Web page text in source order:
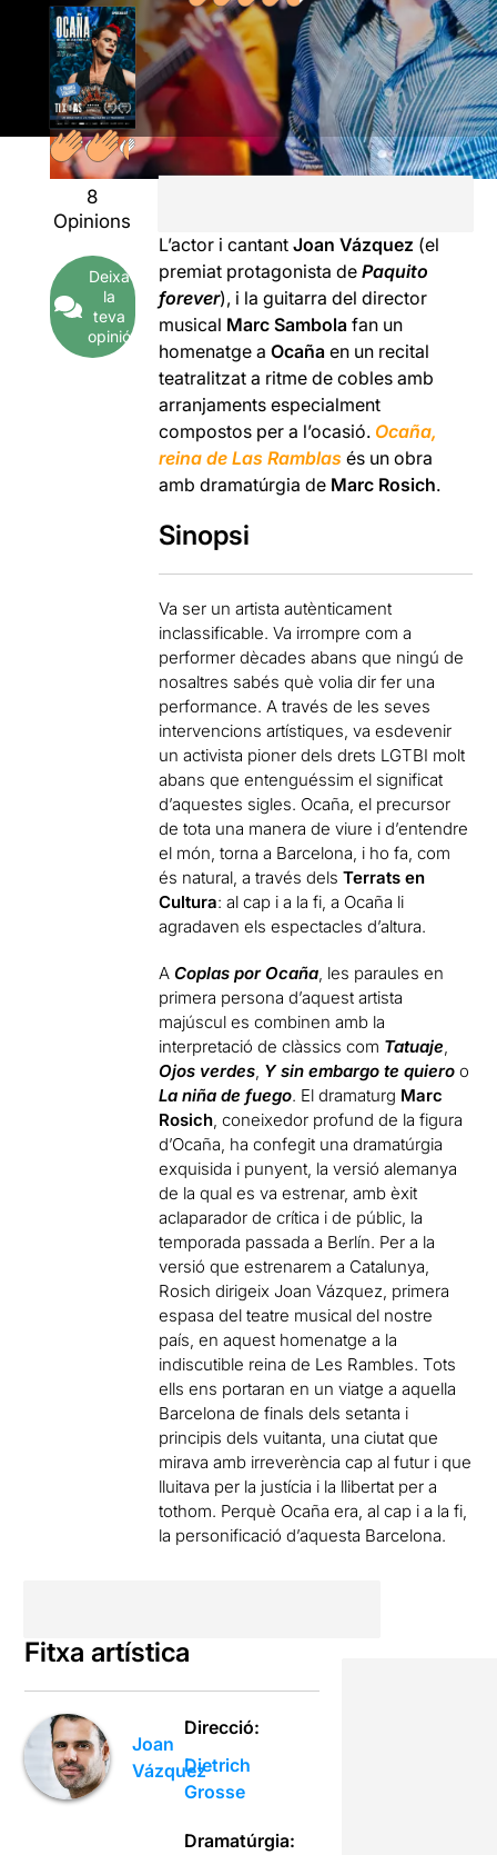
8
Opinions
Deixa
la
teva
opinió
L’actor i cantantJoan Vázquez (el
premiat protagonista dePaquito
forever), i la guitarra del director
musical Marc Sambolafan un
homenatge aOcaña en un recital
teatralitzat a ritme de cobles amb
arranjaments especialment
compostos per a l’ocasió. Ocaña,
reina de Las Ramblas és un obra
amb dramatúrgia de Marc Rosich.
Sinopsi
Va ser un artista autènticament
inclassificable. Va irrompre com a
performer dècades abans que ningú de
nosaltres sabés què volia dir fer una
performance. A través de les seves
intervencions artístiques, va esdevenir
un activista pioner dels drets LGTBI molt
abans que entenguéssim el significat
d’aquestes sigles. Ocaña, el precursor
de tota una manera de viure i d’entendre
el món, torna a Barcelona, i ho fa, com
és natural, a través delsTerrats en
Cultura: al cap i a la fi, a Ocaña li
agradaven els espectacles d’altura.
ACoplas por Ocaña, les paraules en
primera persona d’aquest artista
majúscul es combinen amb la
interpretació de clàssics com Tatuaje,
Ojos verdes, Y sin embargo te quiero o
La niña de fuego. El dramaturg Marc
Rosich, coneixedor profund de la figura
d’Ocaña, ha confegit una dramatúrgia
exquisida i punyent, la versió alemanya
de la qual es va estrenar, amb èxit
aclaparador de crítica i de públic, la
temporada passada a Berlín. Per a la
versió que estrenarem a Catalunya,
Rosich dirigeix Joan Vázquez, primera
espasa del teatre musical del nostre
país, en aquest homenatge a la
indiscutible reina de Les Rambles. Tots
ells ens portaran en un viatge a aquella
Barcelona de finals dels setanta i
principis dels vuitanta, una ciutat que
mirava amb irreverència cap al futur i que
lluitava per la justícia i la llibertat per a
tothom. Perquè Ocaña era, al cap i a la fi,
la personificació d’aquesta Barcelona.
Fitxa artística
Joan
Vázquez
Direcció:
Dietrich
Grosse
Dramatúrgia: